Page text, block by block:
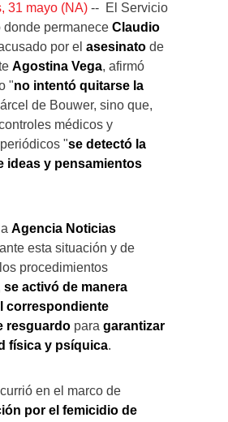
31 mayo (NA) -- El Servicio
donde permanece Claudio
por el asesinato de
Agostina Vega, afirmó
"no intentó quitarse la
de Bouwer, sino que,
médicos y
"se detectó la
ideas y pensamientos
Agencia Noticias
esta situación y de
procedimientos
se activó de manera
correspondiente
resguardo para garantizar
física y psíquica.
en el marco de
por el femicidio de